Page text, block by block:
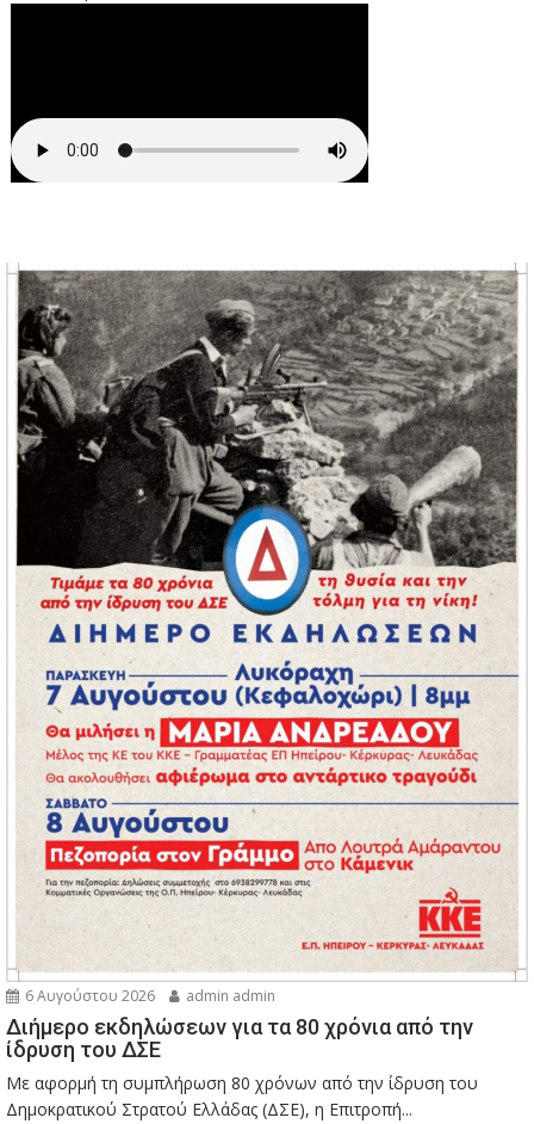
6 Αυγούστου 2026 admin admin
Διήμερο εκδηλώσεων για τα 80 χρόνια από την
ίδρυση του ΔΣΕ
Με αφορμή τη συμπλήρωση 80 χρόνων από την ίδρυση του
Δημοκρατικού Στρατού Ελλάδας (ΔΣΕ), η Επιτροπή...